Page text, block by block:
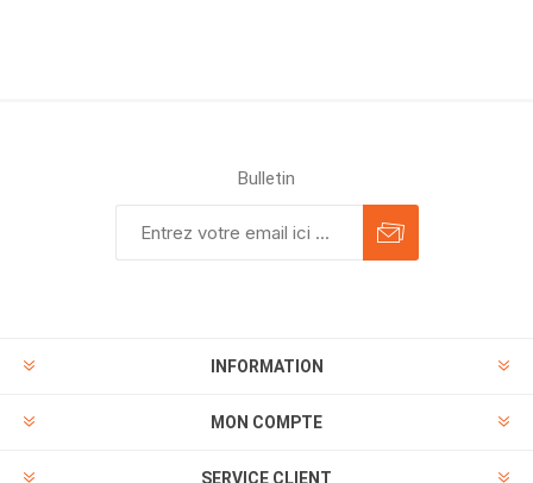
Bulletin
INFORMATION
MON COMPTE
SERVICE CLIENT